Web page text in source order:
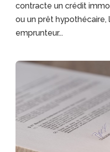
contracte un crédit
ou un prêt hypothécaire,
emprunteur...